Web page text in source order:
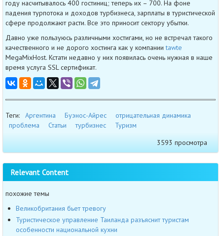
году насчитывалось 400 гостиниц; теперь их – 700. На фоне
падения турпотока и доходов турбизнеса, зарплаты в туристической
сфере продолжают расти. Все это приносит сектору убытки.
Давно уже пользуюсь различными хостигами, но не встречал такого
качественного и не дорого хостинга как у компанииtawte
MegaMixHost. Кстати недавно у них появилась очень нужная в наше
время услуга SSL сертификат.
Теги: Аргентина Буэнос-Айрес
отрицательная динамика
проблема
Статьи турбизнес
Туризм
3593 просмотра
Relevant Content
похожие темы
Великобритания бьет тревогу
Туристическое управление Таиланда разъяснит туристам
особенности национальной кухни